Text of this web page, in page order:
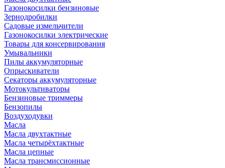
Газонокосилки бензиновые
Зернодробилки
Садовые измельчители
Газонокосилки электрические
Товары для консервирования
Умывальники
Пилы аккумуляторные
Опрыскиватели
Секаторы аккумуляторные
Мотокультиваторы
Бензиновые триммеры
Бензопилы
Воздуходувки
Масла
Масла двухтактные
Масла четырёхтактные
Масла цепные
Масла трансмиссионные